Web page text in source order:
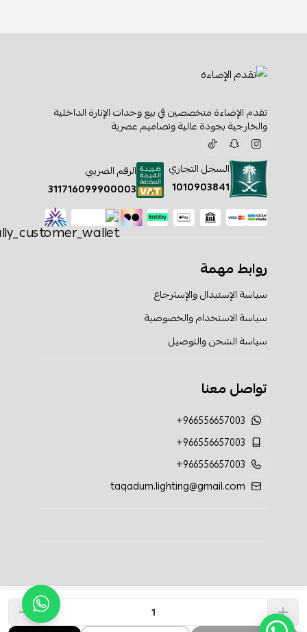
تقدم الإضاءة متخصصين في بيع وحدات الإنارة الداخلية
والخارجية بجودة عالية وتصاميم عصرية
السجل التجاري
1010903841
الرقم الضريبي
311716099900003
روابط مهمة
سياسة الإستبدال والإسترجاع
سياسة الاستخدام والخصوصية
سياسة الشحن والتوصيل
تواصل معنا
+966556657003
+966556657003
+966556657003
taqadum.lighting@gmail.com
الحقوق محفوظة | 2026 تقدم الإضاءة